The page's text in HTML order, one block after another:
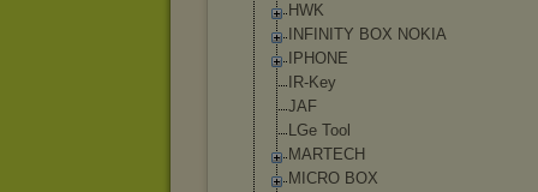
HWK
INFINITY BOX NOKIA
IPHONE
IR-Key
JAF
LGe Tool
MARTECH
MICRO BOX